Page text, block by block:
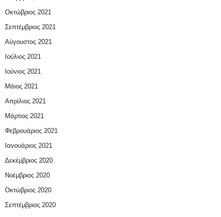
Οκτώβριος 2021
Σεπτέμβριος 2021
Αύγουστος 2021
Ιούλιος 2021
Ιούνιος 2021
Μάιος 2021
Απρίλιος 2021
Μάρτιος 2021
Φεβρουάριος 2021
Ιανουάριος 2021
Δεκέμβριος 2020
Νοέμβριος 2020
Οκτώβριος 2020
Σεπτέμβριος 2020